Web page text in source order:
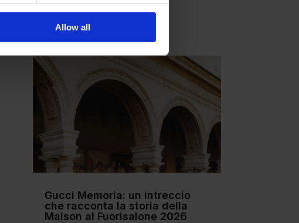
Allow all
Gucci Memoria: un intreccio
che racconta la storia della
Maison al Fuorisalone 2026